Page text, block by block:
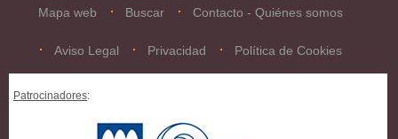
Mapa web Buscar Contacto - Quiénes somos
Aviso Legal Privacidad Política de Cookies
Patrocinadores: